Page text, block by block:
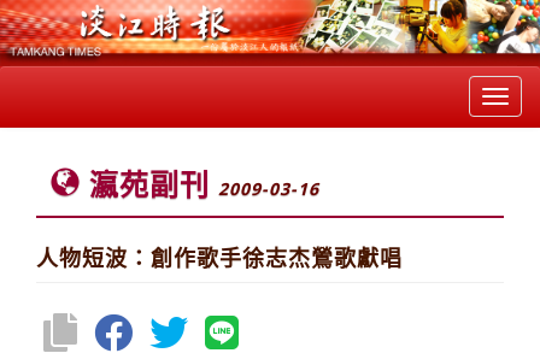
瀛苑副刊 2009-03-16
人物短波：創作歌手徐志杰鶯歌獻唱